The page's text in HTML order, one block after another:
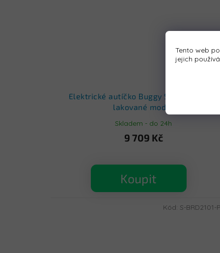
Tento web
jejich
Elektrické autíčko Buggy SuperStar 4x4
lakované modré
Skladem - do 24h
9 709 Kč
Koupit
Kód:S-BRD2101-